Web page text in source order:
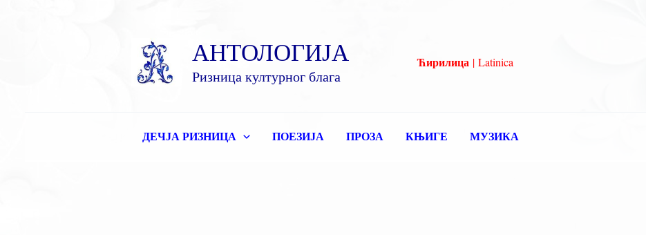
АНТОЛОГИЈА
Ризница културног блага
Ћирилица | Latinica
ДЕЧЈА РИЗНИЦА ПОЕЗИЈА ПРОЗА КЊИГЕ МУЗИКА